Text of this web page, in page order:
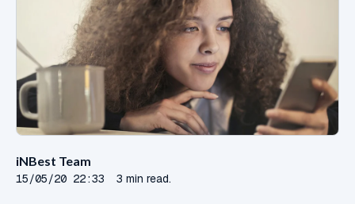
iNBest Team
15/05/20 22:33 3 min read.